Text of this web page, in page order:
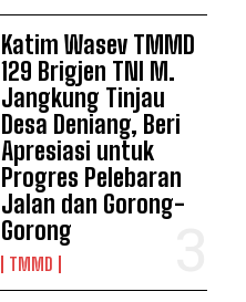
Katim Wasev TMMD
129 Brigjen TNI M.
Jangkung Tinjau
Desa Deniang, Beri
Apresiasi untuk
Progres Pelebaran
Jalan dan Gorong-
Gorong
TMMD